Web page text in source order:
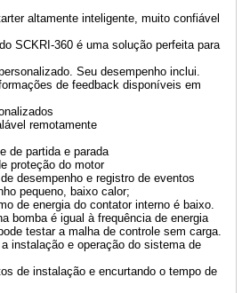
altamente inteligente, muito confiável
SCKRI-360 é uma solução perfeita para
Seu desempenho inclui.
de feedback disponíveis em
remotamente
de partida e parada
proteção do motor
desempenho e registro de eventos
pequeno, baixo calor;
de energia do contator interno é baixo.
bomba é igual à frequência de energia
testar a malha de controle sem carga.
instalação e operação do sistema de
de instalação e encurtando o tempo de